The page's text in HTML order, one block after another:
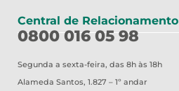
Central de Relacionamento
0800 016 05 98
Segunda a sexta-feira, das 8h às 18h
Alameda Santos, 1.827 – 1º andar